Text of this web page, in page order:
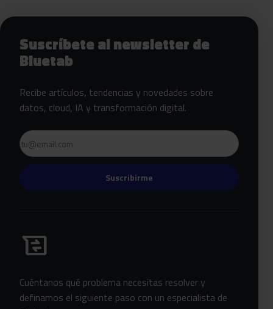
Siguientes pasos con Bluetab
Suscríbete al newsletter de
Bluetab
Recibe artículos, tendencias y novedades sobre
datos, cloud, IA y transformación digital.
Email
Suscribirme
business_messages
Habla con Bluetab
Cuéntanos qué problema necesitas resolver y
definamos el siguiente paso con un especialista de